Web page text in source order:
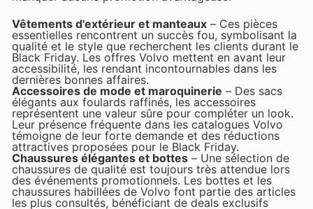
Vêtements d'extérieur et manteaux – Ces pièces
essentielles rencontrent un succès fou, symbolisant la
qualité et le style que recherchent les clients durant le
Black Friday. Les offres Volvo mettent en avant leur
accessibilité, les rendant incontournables dans les
dernières bonnes affaires.
Accessoires de mode et maroquinerie – Des sacs
élégants aux foulards raffinés, les accessoires
représentent une valeur sûre pour compléter un look.
Leur présence fréquente dans les catalogues Volvo
témoigne de leur forte demande et des réductions
attractives proposées pour le Black Friday.
Chaussures élégantes et bottes – Une sélection de
chaussures de qualité est toujours très attendue lors
des événements promotionnels. Les bottes et les
chaussures habillées de Volvo font partie des articles
les plus consultés, bénéficiant de deals exclusifs